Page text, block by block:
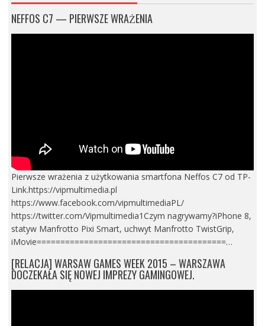
NEFFOS C7 — PIERWSZE WRAŻENIA
Pierwsze wrażenia z użytkowania smartfona Neffos C7 od TP-
Link.https://vipmultimedia.pl
https://www.facebook.com/vipmultimediaPL/
https://twitter.com/Vipmultimedia1Czym nagrywamy?iPhone 8,
statyw Manfrotto Pixi Smart, uchwyt Manfrotto TwistGrip,
iMovie========================================…
[RELACJA] WARSAW GAMES WEEK 2015 – WARSZAWA
DOCZEKAŁA SIĘ NOWEJ IMPREZY GAMINGOWEJ.